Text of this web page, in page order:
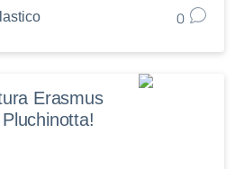
0
Erasmus